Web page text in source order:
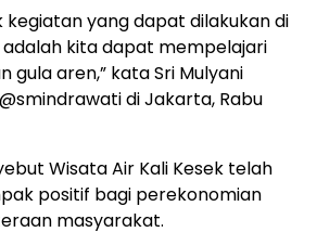
yang dapat dilakukan di
adalah kita dapat mempelajari
gula aren,” kata Sri Mulyani
di Jakarta, Rabu
Wisata Air Kali Kesek telah
positif bagi perekonomian
masyarakat.